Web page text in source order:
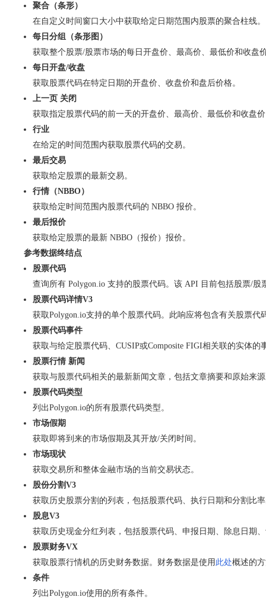
聚合（条形）
在自定义时间窗口大小中获取给定日期范围内股票的聚合柱线。
每日分组（条形图）
获取整个股票/股票市场的每日开盘价、最高价、最低价和收盘
每日开盘/收盘
获取股票代码在特定日期的开盘价、收盘价和盘后价格。
上一页 关闭
获取指定股票代码的前一天的开盘价、最高价、最低价和收盘
行业
在给定的时间范围内获取股票代码的交易。
最后交易
获取给定股票的最新交易。
行情（NBBO）
获取给定时间范围内股票代码的 NBBO 报价。
最后报价
获取给定股票的最新 NBBO（报价）报价。
参考数据终结点
股票代码
查询所有 Polygon.io 支持的股票代码。该 API 目前包括股票/股
股票代码详情V3
获取Polygon.io支持的单个股票代码。此响应将包含有关股票代
股票代码事件
获取与给定股票代码、CUSIP或Composite FIGI相关联的实体的
股票行情 新闻
获取与股票代码相关的最新新闻文章，包括文章摘要和原始来
股票代码类型
列出Polygon.io的所有股票代码类型。
市场假期
获取即将到来的市场假期及其开放/关闭时间。
市场现状
获取交易所和整体金融市场的当前交易状态。
股份分割V3
获取历史股票分割的列表，包括股票代码、执行日期和分割比
股息V3
获取历史现金分红列表，包括股票代码、申报日期、除息日期
股票财务VX
获取股票行情机的历史财务数据。财务数据是使用 此处概述的
条件
列出Polygon.io使用的所有条件。